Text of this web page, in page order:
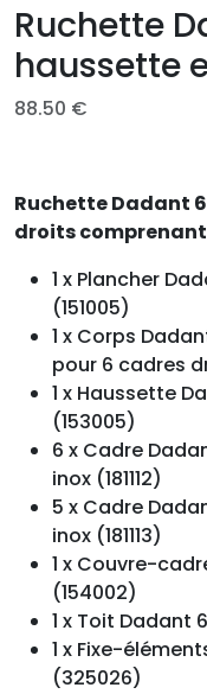
Ruchette
haussette
88.50 €
Ruchette Dadant
droits comprenant
1 x Plancher
(151005)
1 x Corps
pour 6 cadres
1 x Haussette
(153005)
6 x Cadre
inox (181112)
5 x Cadre
inox (181113)
1 x Couvre-
(154002)
1 x Toit Dadant
1 x Fixe-
(325026)